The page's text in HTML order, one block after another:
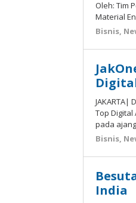
Oleh: Tim
Material
Bisnis,
Top Digital
pada
Bisnis,
India